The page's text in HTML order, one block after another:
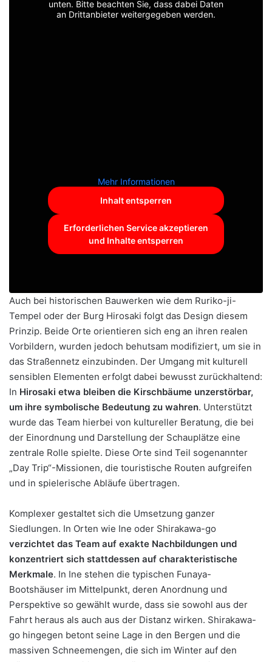
unten. Bitte beachten Sie, dass dabei Daten
an Drittanbieter weitergegeben werden.
Mehr Informationen
Inhalt entsperren
Erforderlichen Service akzeptieren
und Inhalte entsperren
Auch bei historischen Bauwerken wie dem Ruriko-ji-
Tempel oder der Burg Hirosaki folgt das Design diesem
Prinzip. Beide Orte orientieren sich eng an ihren realen
Vorbildern, wurden jedoch behutsam modifiziert, um sie in
das Straßennetz einzubinden. Der Umgang mit kulturell
sensiblen Elementen erfolgt dabei bewusst zurückhaltend:
In Hirosaki etwa bleiben die Kirschbäume unzerstörbar,
um ihre symbolische Bedeutung zu wahren. Unterstützt
wurde das Team hierbei von kultureller Beratung, die bei
der Einordnung und Darstellung der Schauplätze eine
zentrale Rolle spielte. Diese Orte sind Teil sogenannter
„Day Trip“-Missionen, die touristische Routen aufgreifen
und in spielerische Abläufe übertragen.
Komplexer gestaltet sich die Umsetzung ganzer
Siedlungen. In Orten wie Ine oder Shirakawa-go
verzichtet das Team auf exakte Nachbildungen und
konzentriert sich stattdessen auf charakteristische
Merkmale. In Ine stehen die typischen Funaya-
Bootshäuser im Mittelpunkt, deren Anordnung und
Perspektive so gewählt wurde, dass sie sowohl aus der
Fahrt heraus als auch aus der Distanz wirken. Shirakawa-
go hingegen betont seine Lage in den Bergen und die
massiven Schneemengen, die sich im Winter auf den